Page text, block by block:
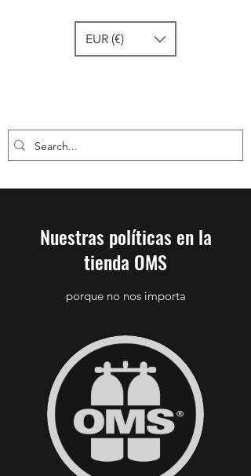
EUR (€)
Nuestras políticas en la
tienda OMS
porque no nos importa